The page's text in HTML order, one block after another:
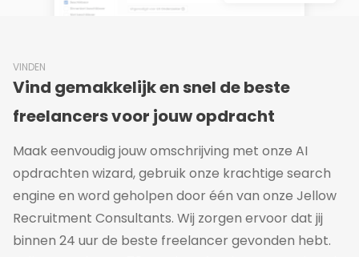
VINDEN
Vind gemakkelijk en snel de beste
freelancers voor jouw opdracht
Maak eenvoudig jouw omschrijving met onze AI
opdrachten wizard, gebruik onze krachtige search
engine en word geholpen door één van onze Jellow
Recruitment Consultants. Wij zorgen ervoor dat jij
binnen 24 uur de beste freelancer gevonden hebt.